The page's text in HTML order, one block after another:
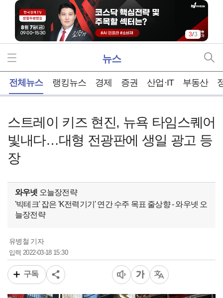
1/3
뉴스
전체뉴스 랭킹뉴스 경제 증권 산업·IT 부동산
스트레이 키즈 현진, 뉴욕 타임스퀘어
빛내다…대형 전광판에 생일 광고 등
장
와우넷 오늘장전략
'빅테크' 잡은 'K전력기기' 연간 수주 목표 줄상향 - 와우넷 오
늘장전략
유병철 기자
입력 2022-03-18 15:30
구독